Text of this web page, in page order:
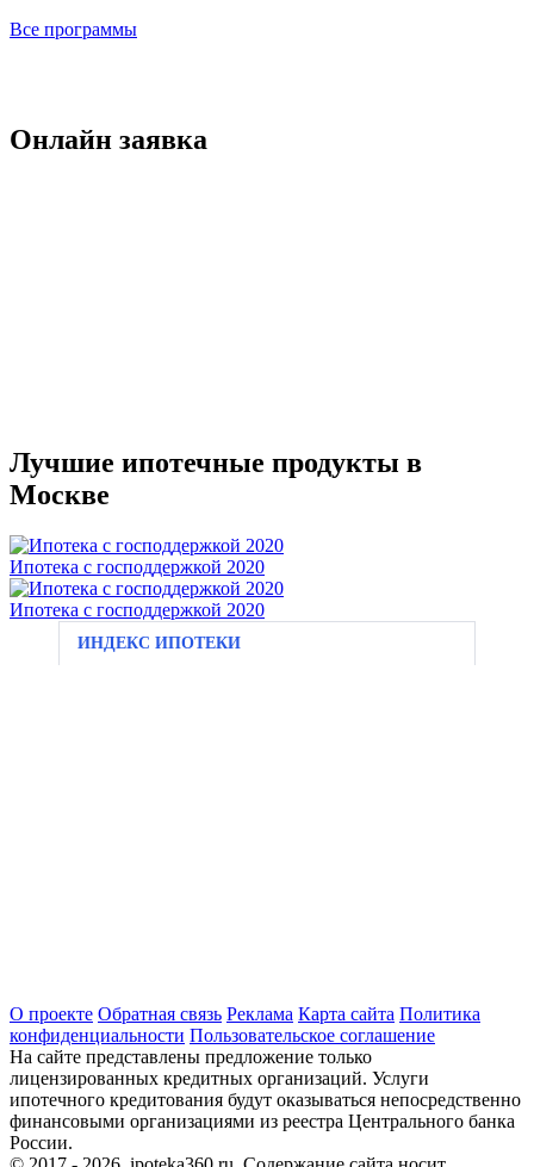
Все программы
Онлайн заявка
Лучшие ипотечные продукты в
Москве
Ипотека с господдержкой 2020
Ипотека с господдержкой 2020
ИНДЕКС ИПОТЕКИ
О проекте Обратная связь Реклама Карта сайта Политика
конфиденциальности Пользовательское соглашение
На сайте представлены предложение только
лицензированных кредитных организаций. Услуги
ипотечного кредитования будут оказываться непосредственно
финансовыми организациями из реестра Центрального банка
России.